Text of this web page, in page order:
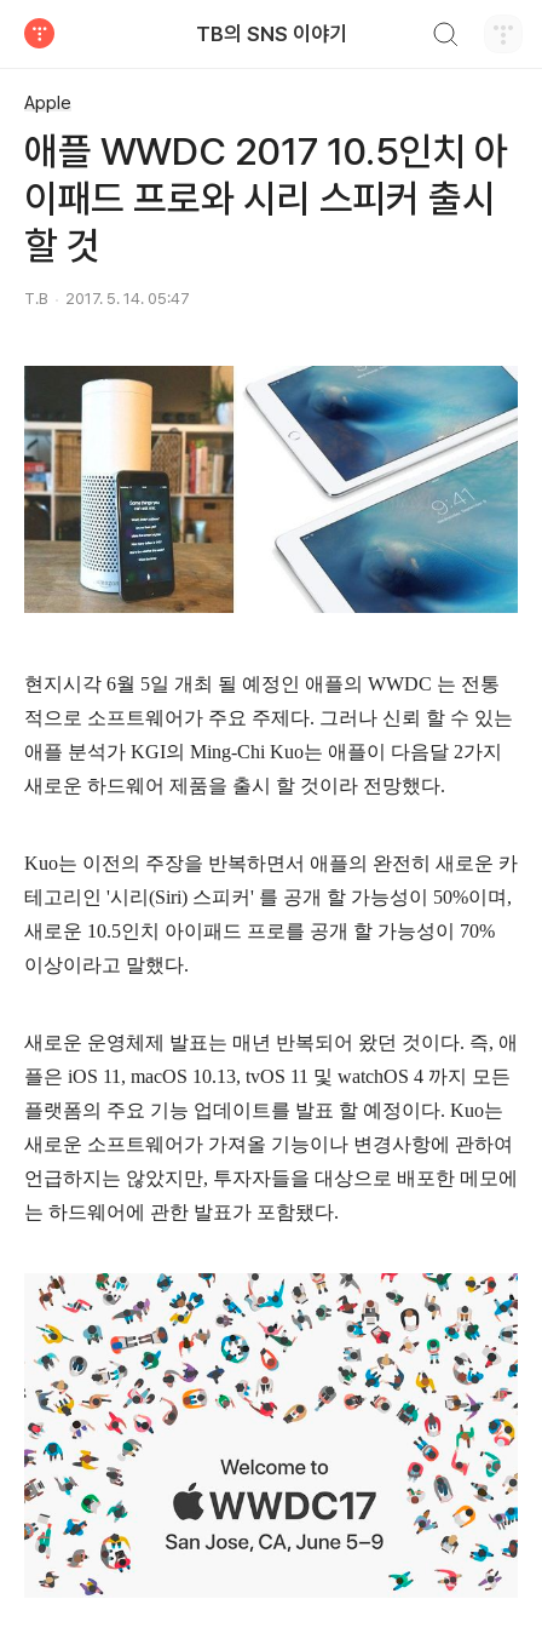
TB의 SNS 이야기
Apple
애플 WWDC 2017 10.5인치 아
이패드 프로와 시리 스피커 출시
할 것
T.B 2017. 5. 14. 05:47
현지시각 6월 5일 개최 될 예정인 애플의 WWDC 는 전통
적으로 소프트웨어가 주요 주제다. 그러나 신뢰 할 수 있는
애플 분석가 KGI의 Ming-Chi Kuo는 애플이 다음달 2가지
새로운 하드웨어 제품을 출시 할 것이라 전망했다.
Kuo는 이전의 주장을 반복하면서 애플의 완전히 새로운 카
테고리인 '시리(Siri) 스피커' 를 공개 할 가능성이 50%이며,
새로운 10.5인치 아이패드 프로를 공개 할 가능성이 70%
이상이라고 말했다.
새로운 운영체제 발표는 매년 반복되어 왔던 것이다. 즉, 애
플은 iOS 11, macOS 10.13, tvOS 11 및 watchOS 4 까지 모든
플랫폼의 주요 기능 업데이트를 발표 할 예정이다. Kuo는
새로운 소프트웨어가 가져올 기능이나 변경사항에 관하여
언급하지는 않았지만, 투자자들을 대상으로 배포한 메모에
는 하드웨어에 관한 발표가 포함됐다.